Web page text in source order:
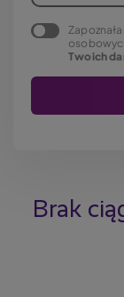
Twoich
Brak